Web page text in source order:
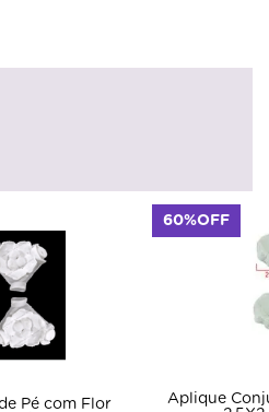
Aplique Conjunto Pé Com